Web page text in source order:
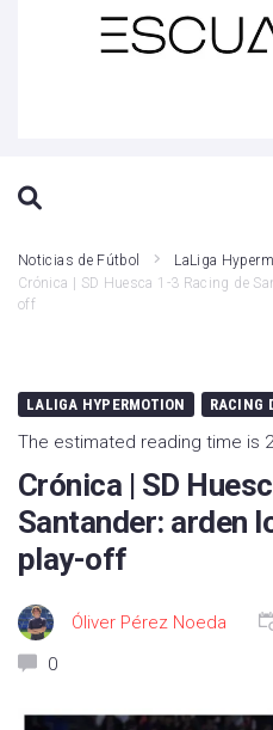
Noticias de Fútbol
LaLiga
Crónica | SD Huesca 1-3 Racing de
off
LALIGA HYPERMOTION RACING
The estimated reading time is
Crónica | SD
Santander: arden
play-off
Óliver Pérez Noeda
0